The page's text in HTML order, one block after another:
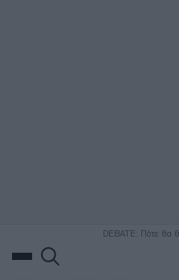
DEBATE: Πότε θα